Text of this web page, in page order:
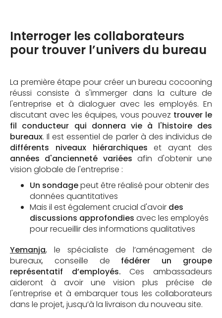
Interroger les collaborateurs
pour trouver l’univers du bureau
La première étape pour créer un bureau cocooning
réussi consiste à s'immerger dans la culture de
l'entreprise et à dialoguer avec les employés. En
discutant avec les équipes, vous pouvez trouver le
fil conducteur qui donnera vie à l'histoire des
bureaux. Il est essentiel de parler à des individus de
différents niveaux hiérarchiques et ayant des
années d'ancienneté variées afin d'obtenir une
vision globale de l'entreprise :
Un sondagepeut être réalisé pour obtenir des
données quantitatives
Mais il est également crucial d'avoir des
discussions approfondies avec les employés
pour recueillir des informations qualitatives
Yemanja, le spécialiste de l’aménagement de
bureaux, conseille de fédérer un groupe
représentatif d’employés. Ces ambassadeurs
aideront à avoir une vision plus précise de
l'entreprise et à embarquer tous les collaborateurs
dans le projet, jusqu’à la livraison du nouveau site.